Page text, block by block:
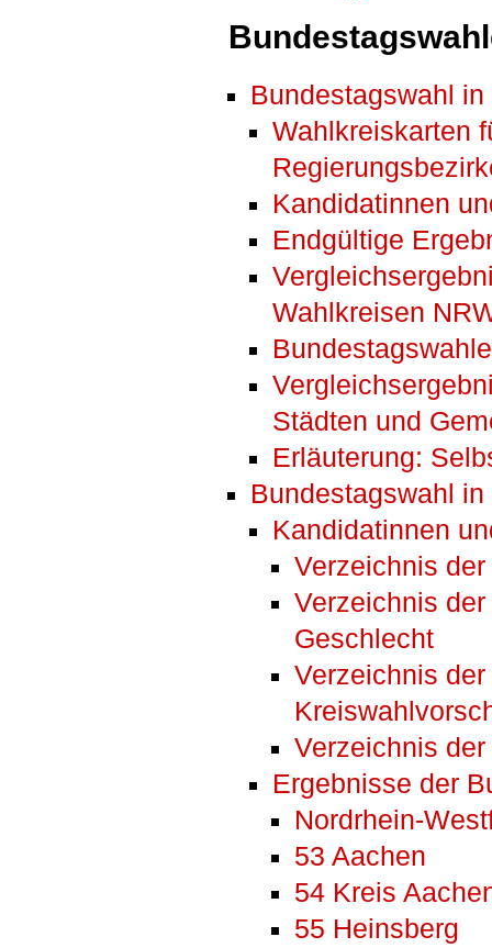
Bundestagswahl
Wahlkreiskarten
Kandidatinnen
Endgültige
Wahlkreisen
Städten und
Erläuterung:
Bundestagswahl
Kandidatinnen
Verzeichnis
Verzeichnis
Geschlecht
Verzeichnis
Verzeichnis
Ergebnisse der
Nordrhein-
53 Aachen
54 Kreis
55 Heinsberg